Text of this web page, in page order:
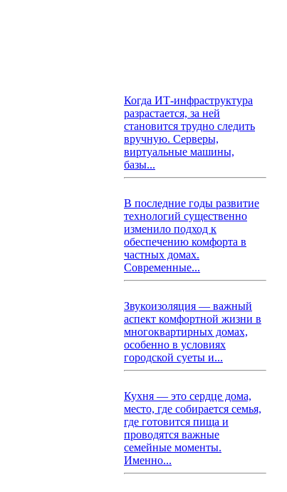
Когда ИТ-инфраструктура
разрастается, за ней
становится трудно следить
вручную. Серверы,
виртуальные машины,
базы...
В последние годы развитие
технологий существенно
изменило подход к
обеспечению комфорта в
частных домах.
Современные...
Звукоизоляция — важный
аспект комфортной жизни в
многоквартирных домах,
особенно в условиях
городской суеты и...
Кухня — это сердце дома,
место, где собирается семья,
где готовится пища и
проводятся важные
семейные моменты.
Именно...